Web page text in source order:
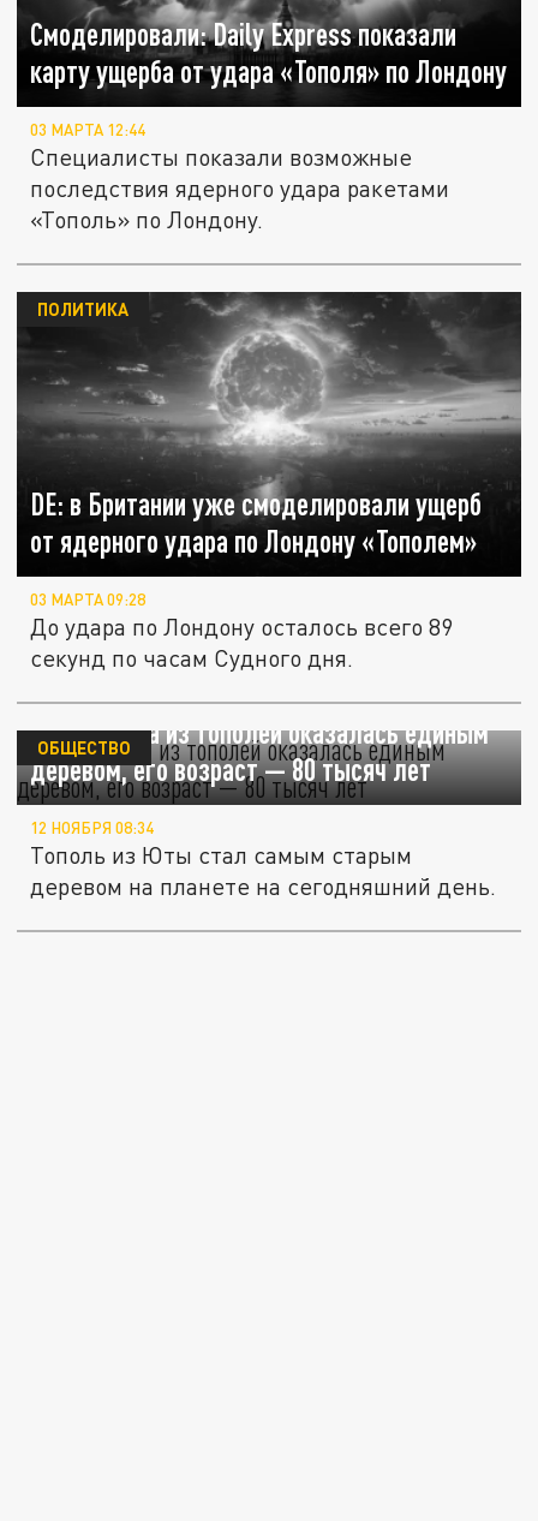
Смоделировали: Daily Express показали
карту ущерба от удара «Тополя» по Лондону
03 МАРТА 12:44
Специалисты показали возможные
последствия ядерного удара ракетами
«Тополь» по Лондону.
DE: в Британии уже смоделировали ущерб
от ядерного удара по Лондону «Тополем»
ПОЛИТИКА
03 МАРТА 09:28
До удара по Лондону осталось всего 89
секунд по часам Судного дня.
В США роща из тополей оказалась единым
деревом, его возраст — 80 тысяч лет
ОБЩЕСТВО
12 НОЯБРЯ 08:34
Тополь из Юты стал самым старым
деревом на планете на сегодняшний день.